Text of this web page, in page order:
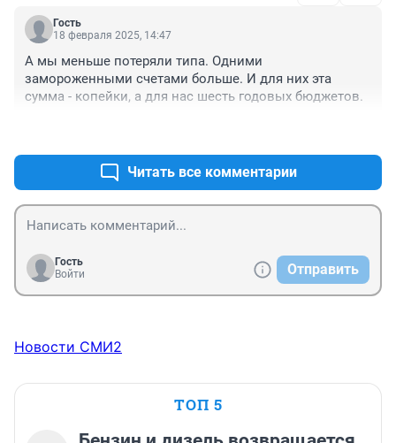
Гость
18 февраля 2025, 14:47
А мы меньше потеряли типа. Одними
замороженными счетами больше. И для них эта
сумма - копейки, а для нас шесть годовых бюджетов.
Читать все комментарии
Гость
Войти
Отправить
Новости СМИ2
ТОП 5